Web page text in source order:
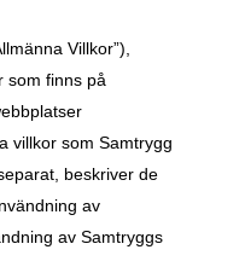
Villkor”),
som finns på
villkor som Samtrygg
beskriver de
av
av Samtryggs